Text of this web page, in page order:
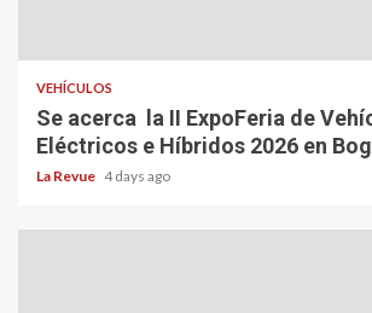
VEHÍCULOS
Se acerca la II ExpoFeria de
Eléctricos e Híbridos 2026 en
La Revue 4 days ago